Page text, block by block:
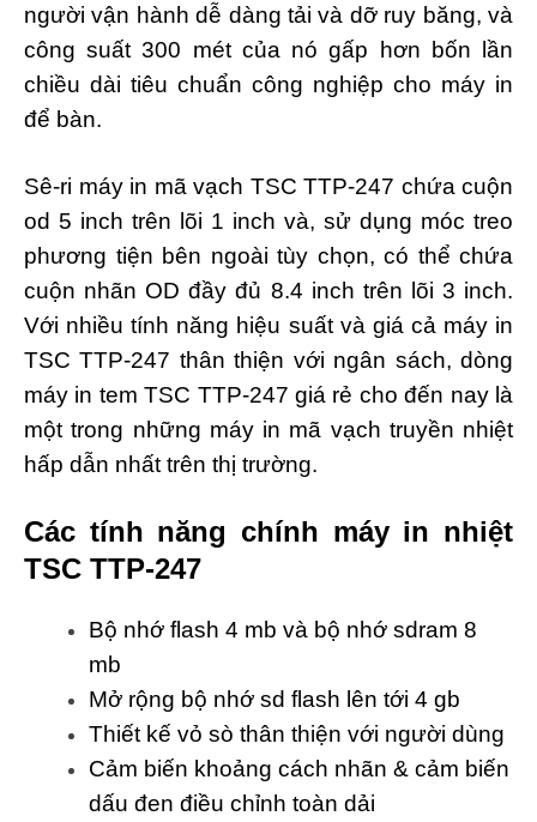
người vận hành dễ dàng tải và dỡ ruy băng, và
công suất 300 mét của nó gấp hơn bốn lần
chiều dài tiêu chuẩn công nghiệp cho máy in
để bàn.
Sê-ri máy in mã vạch TSC TTP-247 chứa cuộn
od 5 inch trên lõi 1 inch và, sử dụng móc treo
phương tiện bên ngoài tùy chọn, có thể chứa
cuộn nhãn OD đầy đủ 8.4 inch trên lõi 3 inch.
Với nhiều tính năng hiệu suất và giá cả máy in
TSC TTP-247 thân thiện với ngân sách, dòng
máy in tem TSC TTP-247 giá rẻ cho đến nay là
một trong những máy in mã vạch truyền nhiệt
hấp dẫn nhất trên thị trường.
Các tính năng chính máy in nhiệt
TSC TTP-247
Bộ nhớ flash 4 mb và bộ nhớ sdram 8
mb
Mở rộng bộ nhớ sd flash lên tới 4 gb
Thiết kế vỏ sò thân thiện với người dùng
Cảm biến khoảng cách nhãn & cảm biến
dấu đen điều chỉnh toàn dải